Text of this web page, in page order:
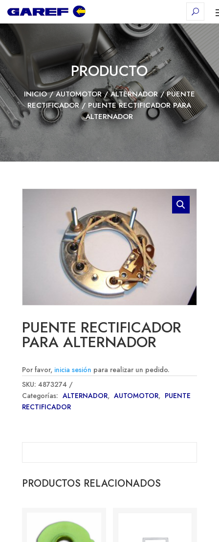
PRODUCTO
INICIO/AUTOMOTOR/ALTERNADOR/PUENTE
RECTIFICADOR/ PUENTE RECTIFICADOR PARA
ALTERNADOR
PUENTE RECTIFICADOR
PARA ALTERNADOR
Por favor, inicia sesión para realizar un pedido.
SKU: 4873274
Categorías: ALTERNADOR, AUTOMOTOR, PUENTE
RECTIFICADOR
PRODUCTOS RELACIONADOS